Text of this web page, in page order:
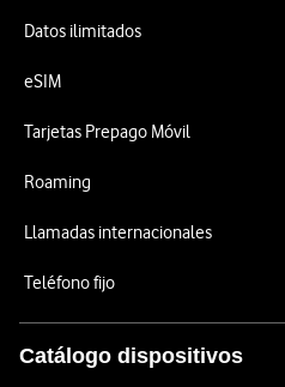
Datos ilimitados
eSIM
Tarjetas Prepago Móvil
Roaming
Llamadas internacionales
Teléfono fijo
Catálogo dispositivos